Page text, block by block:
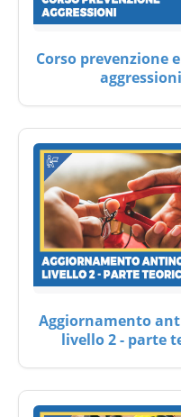
Corso prevenzione
aggressioni
Aggiornamento
livello 2 - parte